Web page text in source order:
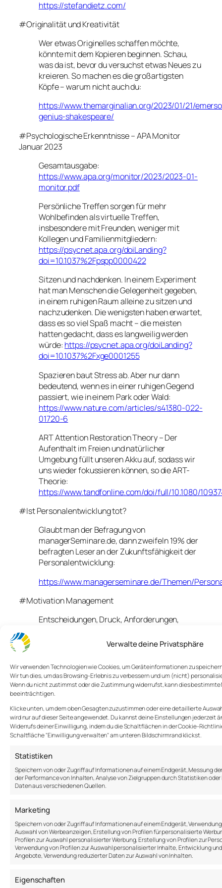
Verwalte deine Privatsphäre
Wir verwenden Technologien wie Cookies, um Geräteinformationen zu
Wir tun dies, um das Browsing-Erlebnis zu verbessern und um (nicht)
Wenn du nicht zustimmst oder die Zustimmung widerrufst, kann dies
beeinträchtigen.
Klicke unten, um dem oben Gesagten zuzustimmen oder eine detaillierte
wird nur auf dieser Seite angewendet. Du kannst deine Einstellungen jederzeit
Widerrufs deiner Einwilligung, indem du die Schaltflächen in der Cookie-
Schaltfläche "Einwilligung verwalten" am unteren Bildschirmrand klickst.
Statistiken
Speichern von oder Zugriff auf Informationen auf einem Endgerät, Messung
der Performance von Inhalten, Analyse von Zielgruppen durch Statistiken
Daten aus verschiedenen Quellen.
Marketing
Speichern von oder Zugriff auf Informationen auf einem Endgerät,
Auswahl von Werbeanzeigen, Erstellung von Profilen für personalisierte
Profilen zur Auswahl personalisierter Werbung, Erstellung von Profilen zur
Verwendung von Profilen zur Auswahl personalisierter Inhalte, Entwicklung
Angebote, Verwendung reduzierter Daten zur Auswahl von Inhalten.
Eigenschaften
https://stefandietz.com/
#Originalität und Kreativität
Wer etwas Originelles schaffen möchte,
könnte mit dem Kopieren beginnen. Schau,
was da ist, bevor du versuchst etwas Neues zu
kreieren. So machen es die großartigsten
Köpfe – warum nicht auch du:
https://www.themarginalian.org/2023/01/21/
genius-shakespeare/
#Psychologische Erkenntnisse – APA Monitor
Januar 2023
Gesamtausgabe:
https://www.apa.org/monitor/2023/2023-01-
monitor.pdf
Persönliche Treffen sorgen für mehr
Wohlbefinden als virtuelle Treffen,
insbesondere mit Freunden, weniger mit
Kollegen und Familienmitgliedern:
https://psycnet.apa.org/doiLanding?
doi=10.1037%2Fpspp0000422
Sitzen und nachdenken. In einem Experiment
hat man Menschen die Gelegenheit gegeben,
in einem ruhigen Raum alleine zu sitzen und
nachzudenken. Die wenigsten haben erwartet,
dass es so viel Spaß macht – die meisten
hatten gedacht, dass es langweilig werden
würde: https://psycnet.apa.org/doiLanding?
doi=10.1037%2Fxge0001255
Spazieren baut Stress ab. Aber nur dann
bedeutend, wenn es in einer ruhigen Gegend
passiert, wie in einem Park oder Wald:
https://www.nature.com/articles/s41380-022-
01720-6
ART Attention Restoration Theory – Der
Aufenthalt im Freien und natürlicher
Umgebung füllt unseren Akku auf, sodass wir
uns wieder fokussieren können, so die ART-
Theorie:
https://www.tandfonline.com/doi/full/10.1080/
#Ist Personalentwicklung tot?
Glaubt man der Befragung von
managerSeminare.de, dann zweifeln 19% der
befragten Leser an der Zukunftsfähigkeit der
Personalentwicklung:
https://www.managerseminare.de/Themen/
#Motivation Management
Entscheidungen, Druck, Anforderungen,
passiert in unseren Köpfen. Kaum etwas davon
subjektiv gefärbt. Eine der Herausforderung
des Managements ist es, die Sichtweise an
Mitarbeitende weiterzugeben, um ihre
Perspektive zu verändern.
#Gallup Report 2021 – Motivation
Viele Mitarbeitende sind bei ihrer Arbeit nicht
gegen ihr Unternehmen. Das kostet deinem
Unternehmen und unserer Wirtschaft seeeehr
viel Geld. Wie viel, erfährst du in diesem Report
(um den Bericht herunterzuladen, musst du
https://www.gallup.com/de/321938/engagement-
index-deutschland-2020.aspx
#Fachkräftemangel und Human Resources
Mitarbeitende und Personaler
Glaubt man dem Artikel aus Forbes, fehlt es